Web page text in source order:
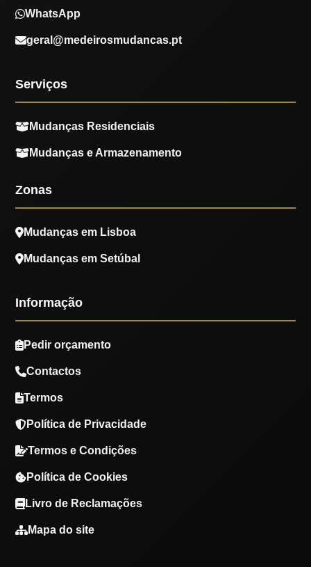
WhatsApp
geral@medeirosmudancas.pt
Serviços
Mudanças Residenciais
Mudanças e Armazenamento
Zonas
Mudanças em Lisboa
Mudanças em Setúbal
Informação
Pedir orçamento
Contactos
Termos
Política de Privacidade
Termos e Condições
Política de Cookies
Livro de Reclamações
Mapa do site